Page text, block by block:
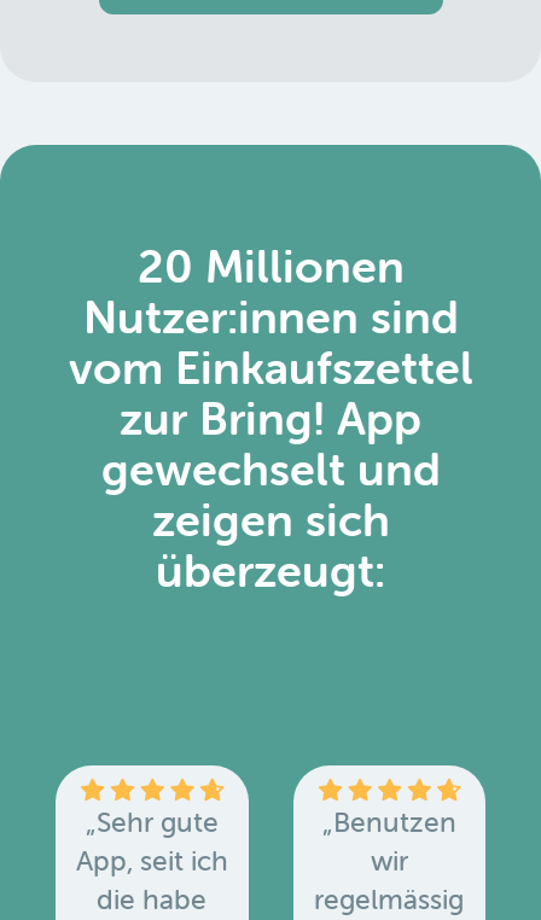
20 Millionen
Nutzer:innen sind
vom Einkaufszettel
zur Bring! App
gewechselt und
zeigen sich
überzeugt:
„Sehr gute
App, seit ich
die habe
„Benutzen
wir
regelmässig